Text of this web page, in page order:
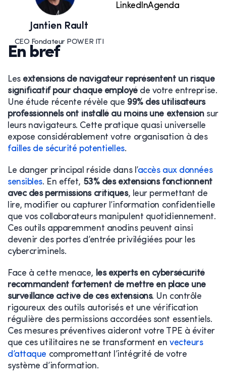
Jantien Rault
CEO Fondateur POWER ITI
LinkedInAgenda
En bref
Les extensions de navigateur représentent un risque
significatif pour chaque employéde votre entreprise.
Une étude récente révèle que 99% des utilisateurs
professionnels ont installé au moins une extensionsur
leurs navigateurs. Cette pratique quasi universelle
expose considérablement votre organisation à des
failles de sécurité potentielles.
Le danger principal réside dans l’accès aux données
sensibles. En effet, 53% des extensions fonctionnent
avec des permissions critiques, leur permettant de
lire, modifier ou capturer l’information confidentielle
que vos collaborateurs manipulent quotidiennement.
Ces outils apparemment anodins peuvent ainsi
devenir des portes d’entrée privilégiées pour les
cybercriminels.
Face à cette menace, les experts en cybersécurité
recommandent fortement de mettre en place une
surveillance active de ces extensions. Un contrôle
rigoureux des outils autorisés et une vérification
régulière des permissions accordées sont essentiels.
Ces mesures préventives aideront votre TPE à éviter
que ces utilitaires ne se transforment envecteurs
d’attaque compromettant l’intégrité de votre
système d’information.